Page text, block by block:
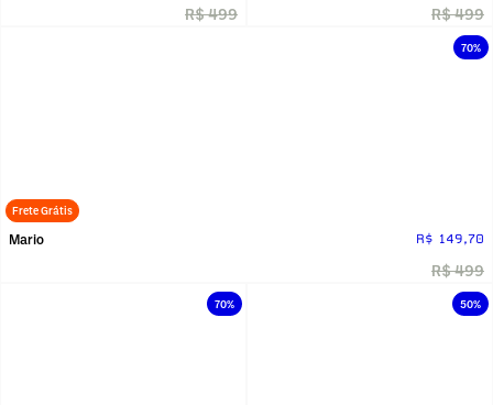
R$ 499
70%
Frete Grátis
Mario R$ 149,70
R$ 499
R$ 499
70% 50%